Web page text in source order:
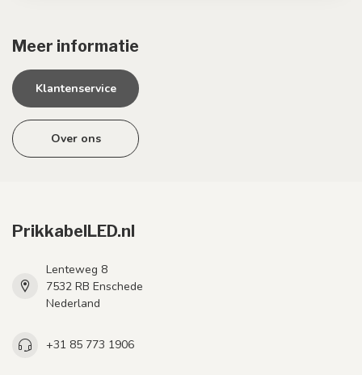
Meer informatie
Klantenservice
Over ons
PrikkabelLED.nl
Lenteweg 8
7532 RB Enschede
Nederland
+31 85 773 1906